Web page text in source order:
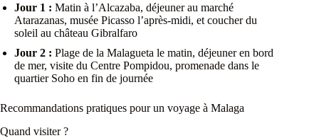
Jour 1 : Matin à l’Alcazaba, déjeuner au marché
Atarazanas, musée Picasso l’après-midi, et coucher du
soleil au château Gibralfaro
Jour 2 : Plage de la Malagueta le matin, déjeuner en bord
de mer, visite du Centre Pompidou, promenade dans le
quartier Soho en fin de journée
Recommandations pratiques pour un voyage à Malaga
Quand visiter ?